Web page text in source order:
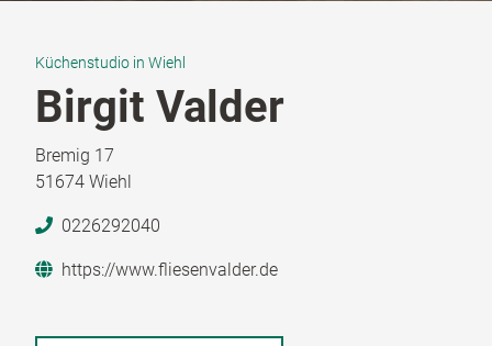
Küchenstudio in Wiehl
Birgit Valder
Bremig 17
51674 Wiehl
0226292040
https://www.fliesenvalder.de